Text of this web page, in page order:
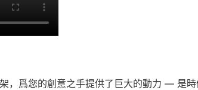
，爲您的創意之手提供了巨大的動力 — 是